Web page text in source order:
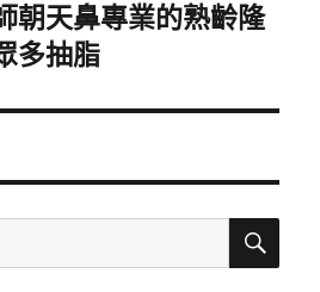
朝天鼻專業的熟齡隆
多抽脂
搜